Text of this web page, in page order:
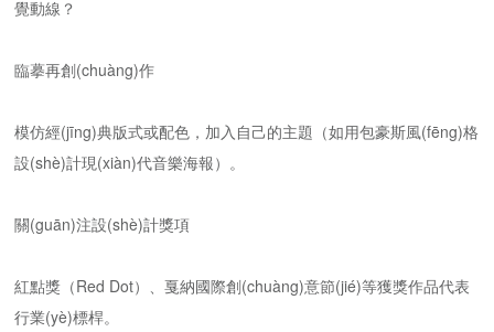
覺動線？
臨摹再創(chuàng)作
模仿經(jīng)典版式或配色，加入自己的主題（如用包豪斯風(fēng)格
設(shè)計現(xiàn)代音樂海報）。
關(guān)注設(shè)計獎項
紅點獎（Red Dot）、戛納國際創(chuàng)意節(jié)等獲獎作品代表
行業(yè)標桿。